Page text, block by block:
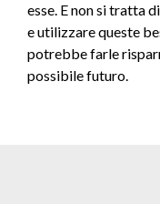
esse. E non si tratta
e utilizzare queste
potrebbe farle
possibile futuro.